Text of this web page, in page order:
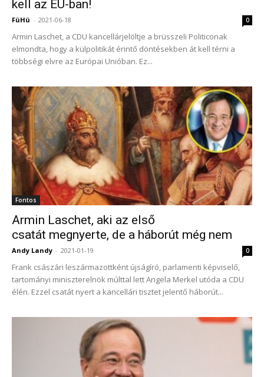
kell az EU-ban!
FüHü - 2021-06-18 0
Armin Laschet, a CDU kancellárjelöltje a brüsszeli Politiconak
elmondta, hogy a külpolitikát érintő döntésekben át kell térni a
többségi elvre az Európai Unióban. Ez...
Fontos
Armin Laschet, aki az első
csatát megnyerte, de a háborút még nem
Andy Landy - 2021-01-19 0
Frank császári leszármazottként újságíró, parlamenti képviselő,
tartományi miniszterelnök múlttal lett Angela Merkel utóda a CDU
élén. Ezzel csatát nyert a kancellári tisztet jelentő háborút...